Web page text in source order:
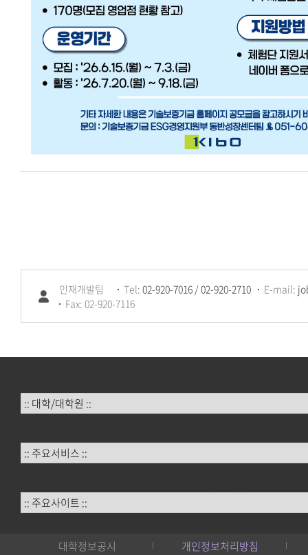
인재개발팀 Tel: 02-920-7016 / 02-920-2710 E-mail:
Fax: 02-920-7116
대학정보공시
개인정보처리방침